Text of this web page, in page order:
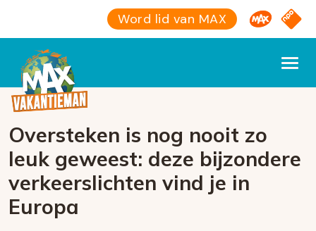
Word lid van MAX Omroep
NPO
Oversteken is nog nooit zo
leuk geweest: deze bijzondere
verkeerslichten vind je in
Europa